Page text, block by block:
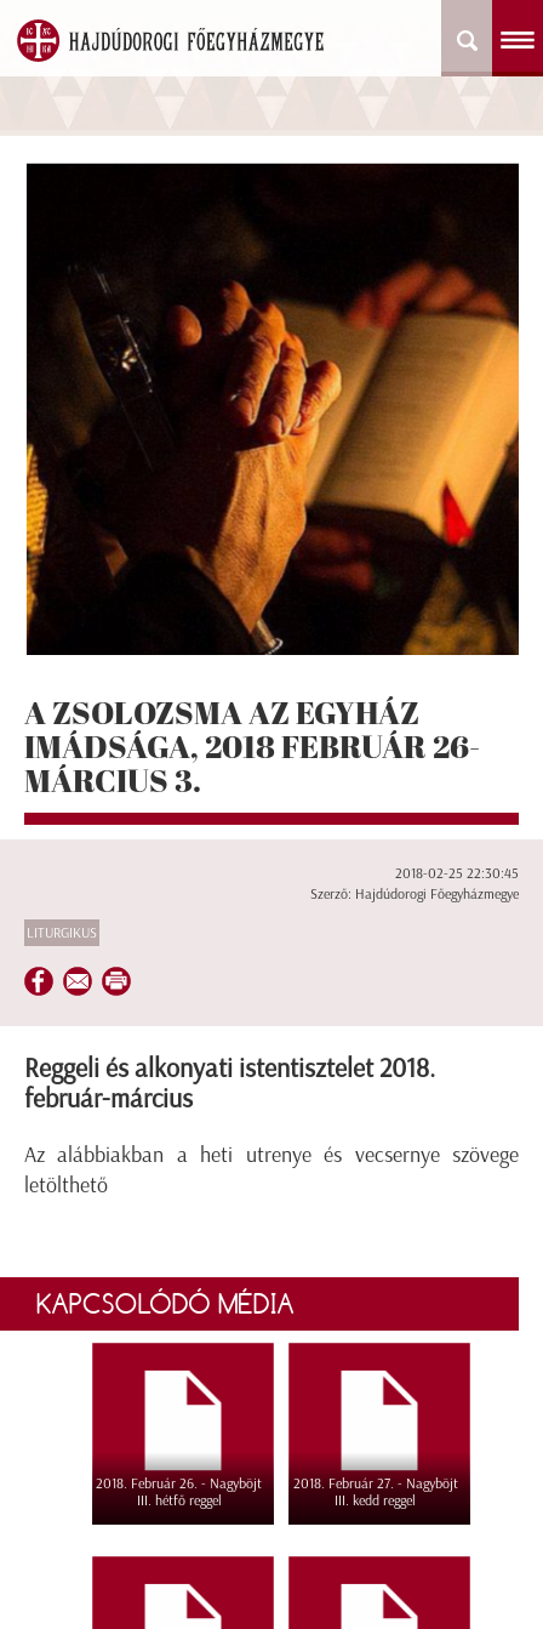
A ZSOLOZSMA AZ EGYHÁZ
IMÁDSÁGA, 2018 FEBRUÁR 26-
MÁRCIUS 3.
2018-02-25 22:30:45
Szerző: Hajdúdorogi Főegyházmegye
LITURGIKUS
Reggeli és alkonyati istentisztelet 2018.
február-március
Az alábbiakban a heti utrenye és vecsernye szövege
letölthető
KAPCSOLÓDÓ MÉDIA
2018. Február 26. - Nagyböjt
III. hétfő reggel
2018. Február 27. - Nagyböjt
III. kedd reggel